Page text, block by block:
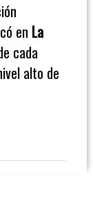
en La
cada
alto de